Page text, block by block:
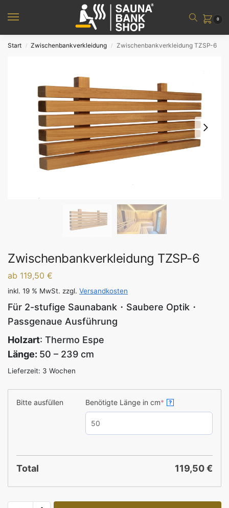
0
Start / Zwischenbankverkleidung / Zwischenbankverkleidung TZSP-6
Zwischenbankverkleidung TZSP-6
ab 119,50 €
inkl. 19 % MwSt. zzgl. Versandkosten
Für 2-stufige Saunabank・Saubere Optik・
Passgenaue Ausführung
Holzart: Thermo Espe
Länge: 50 – 239 cm
Lieferzeit: 3 Wochen
Bitte ausfüllen Benötigte Länge in cm* ?
Total 119,50€